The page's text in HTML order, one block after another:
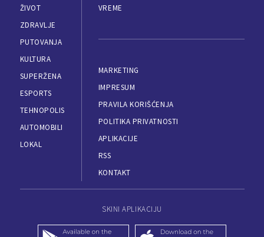
ŽIVOT
ZDRAVLJE
PUTOVANJA
KULTURA
SUPERŽENA
ESPORTS
TEHNOPOLIS
AUTOMOBILI
LOKAL
VREME
MARKETING
IMPRESUM
PRAVILA KORIŠĆENJA
POLITIKA PRIVATNOSTI
APLIKACIJE
RSS
KONTAKT
SKINI APLIKACIJU